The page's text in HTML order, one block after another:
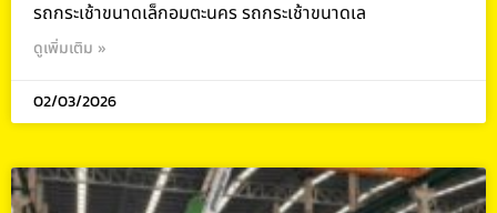
รถกระเช้าขนาดเล็กอมตะนคร รถกระเช้าขนาดเล
ดูเพิ่มเติม »
02/03/2026